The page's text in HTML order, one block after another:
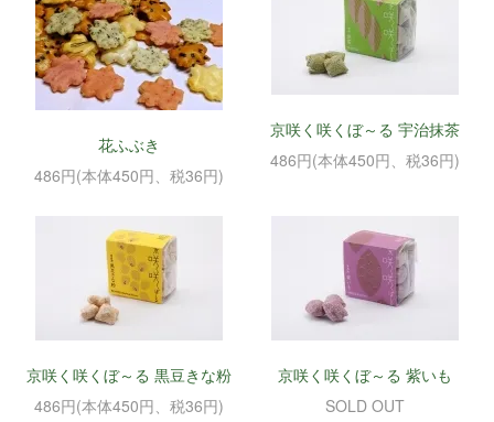
花ふぶき
486円(本体450円、税36円)
京咲く咲くぼ～る 宇治抹茶
486円(本体450円、税36円)
京咲く咲くぼ～る 黒豆きな粉
486円(本体450円、税36円)
京咲く咲くぼ～る 紫いも
SOLD OUT